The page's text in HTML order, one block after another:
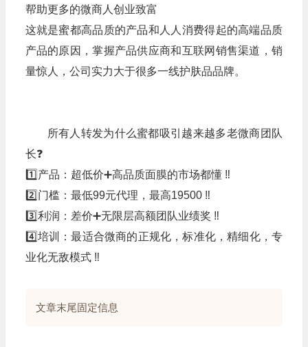
帮助更多的微商人创业致富
这就是蜜都高品质的产品和人人消费得起的高端品质
产品的原因，掌握产品供应商和互联网销售渠道，销
量惊人，公司实力大于很多一线护肤品品牌。
所有人转发为什么蜜都吸引越来越多老微商团队
长❓
1️⃣产品：超低价➕高品质面膜的市场都懂 ‼️
2️⃣门槛：最低99元代理，最高19500 ‼️
3️⃣利润：差价➕无限层高额团队业绩奖 ‼️
4️⃣培训：最适合微商的正规化，标准化，精细化，专
业化无敌模式 ‼️
文章末尾固定信息